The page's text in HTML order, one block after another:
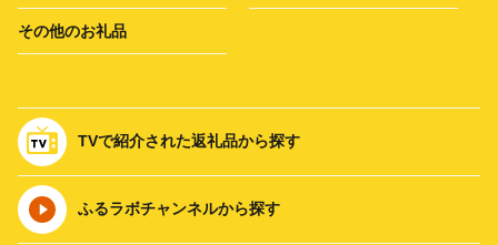
その他のお礼品
TVで紹介された返礼品から探す
ふるラボチャンネルから探す